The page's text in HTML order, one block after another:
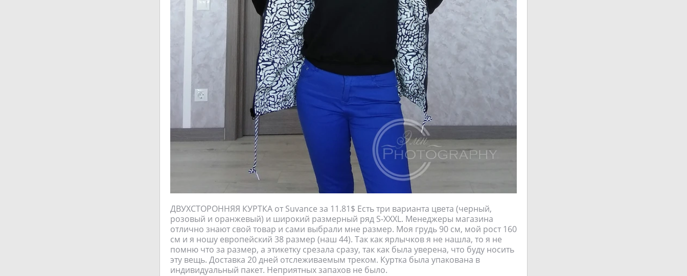
ДВУХСТОРОННЯЯ КУРТКА от Suvance за 11.81$ Есть три варианта цвета (черный,
розовый и оранжевый) и широкий размерный ряд S-XXXL. Менеджеры магазина
отлично знают свой товар и сами выбрали мне размер. Моя грудь 90 см, мой рост 160
см и я ношу европейский 38 размер (наш 44). Так как ярлычков я не нашла, то я не
помню что за размер, а этикетку срезала сразу, так как была уверена, что буду носить
эту вещь. Доставка 20 дней отслеживаемым треком. Куртка была упакована в
индивидуальный пакет. Неприятных запахов не было.